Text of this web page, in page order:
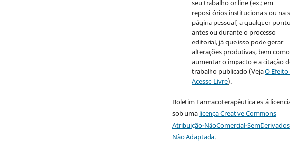
seu trabalho online (ex.: em
repositórios institucionais ou na
página pessoal) a qualquer ponto
antes ou durante o processo
editorial, já que isso pode gerar
alterações produtivas, bem como
aumentar o impacto e a citação
trabalho publicado (VejaO Efeito
Acesso Livre).
Boletim Farmacoterapêutica está
sob uma licença Creative Commons
Atribuição-NãoComercial-
Não Adaptada.